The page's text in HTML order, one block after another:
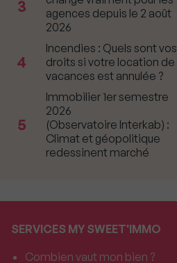
3
agences depuis le 2 août
2026
4
Incendies : Quels sont vos
droits si votre location de
vacances est annulée ?
5
Immobilier 1er semestre
2026
(Observatoire Interkab) :
Climat et géopolitique
redessinent marché
SERVICES MY SWEET'IMMO
Combien vaut mon bien ?